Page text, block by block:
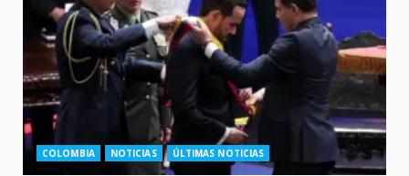
COLOMBIA NOTICIAS ÚLTIMAS NOTICIAS